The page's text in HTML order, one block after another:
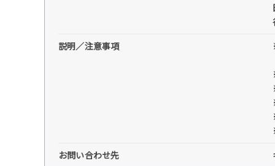
説明／注意事項
お問い合わせ先